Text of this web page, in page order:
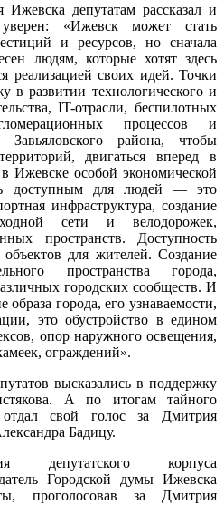
депутатам рассказал и
«Ижевск может стать
и ресурсов, но сначала
людям, которые хотят здесь
реализацией своих идей. Точки
в развитии технологического и
IT-отрасли, беспилотных
процессов и
района, чтобы
двигаться вперед в
Ижевске особой экономической
доступным для людей — это
инфраструктура, создание
сети и велодорожек,
пространств. Доступность
для жителей. Создание
пространства города,
городских сообществ. И
образа города, его узнаваемости,
это обустройство в едином
опор наружного освещения,
ограждений».
высказались в поддержку
А по итогам тайного
отдал свой голос за Дмитрия
Бадицу.
депутатского корпуса
Городской думы Ижевска
проголосовав за Дмитрия